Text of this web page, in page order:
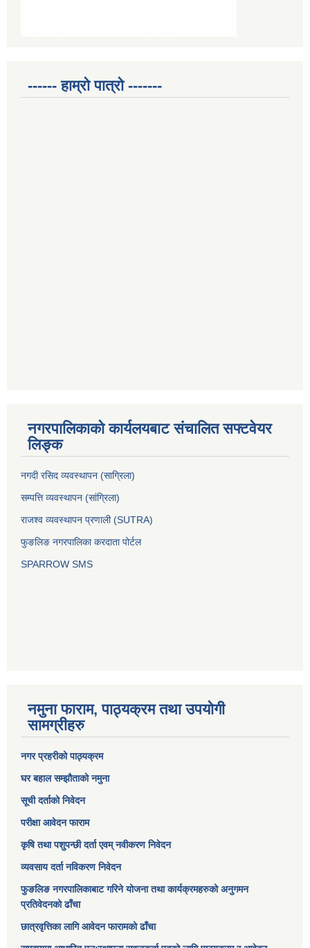
------ हाम्रो पात्रो -------
नगरपालिकाको कार्यलयबाट संचालित सफ्टवेयर
लिङ्क
नगदी रसिद व्यवस्थापन (साग्रिला)
सम्पत्ति व्यवस्थापन (सांग्रिला)
राजश्व व्यवस्थापन प्रणाली (SUTRA)
फुङलिङ नगरपालिका करदाता पोर्टल
SPARROW SMS
नमुना फाराम, पाठ्यक्रम तथा उपयोगी
सामग्रीहरु
नगर प्रहरीको पाठ्यक्रम
घर बहाल सम्झौताको नमुना
सूची दर्ताको निवेदन
परीक्षा आवेदन फाराम
कृषि तथा पशुपन्छी दर्ता एवम् नवीकरण निवेदन
व्यवसाय दर्ता नविकरण निवेदन
फुङलिङ नगरपालिकाबाट गरिने योजना तथा कार्यक्रमहरुको अनुगमन
प्रतिवेदनको ढाँचा
छात्रवृत्तिका लागि आवेदन फारामको ढाँचा